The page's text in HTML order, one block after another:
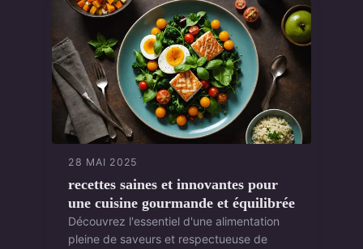
28 MAI 2025
recettes saines et innovantes pour
une cuisine gourmande et équilibrée
Découvrez l'essentiel d'une alimentation
pleine de saveurs et respectueuse de